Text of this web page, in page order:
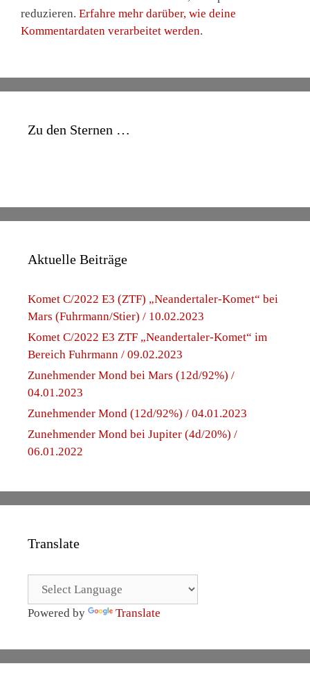
reduzieren. Erfahre mehr darüber, wie deine
Kommentardaten verarbeitet werden.
Zu den Sternen …
Aktuelle Beiträge
Komet C/2022 E3 (ZTF) „Neandertaler-Komet“ bei
Mars (Fuhrmann/Stier) / 10.02.2023
Komet C/2022 E3 ZTF „Neandertaler-Komet“ im
Bereich Fuhrmann / 09.02.2023
Zunehmender Mond bei Mars (12d/92%) /
04.01.2023
Zunehmender Mond (12d/92%) / 04.01.2023
Zunehmender Mond bei Jupiter (4d/20%) /
06.01.2022
Translate
Powered by Translate